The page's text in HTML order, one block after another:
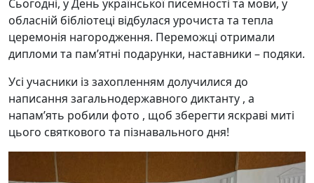
Сьогодні, у День української писемності та мови, у
обласній бібліотеці відбулася урочиста та тепла
церемонія нагородження. Переможці отримали
дипломи та пам’ятні подарунки, наставники – подяки.
Усі учасники із захопленням долучилися до
написання загальнодержавного диктанту , а
напам’ять робили фото , щоб зберегти яскраві миті
цього святкового та пізнавального дня!